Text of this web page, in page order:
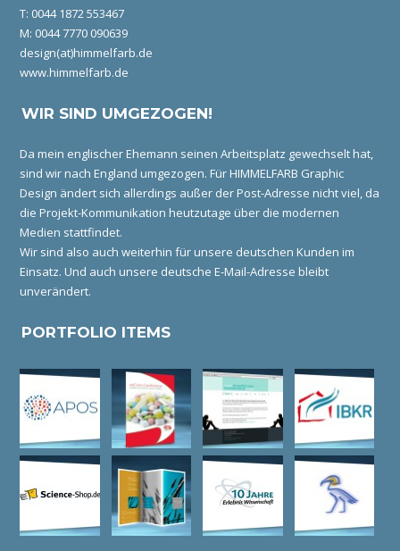
T: 0044 1872 553467
M: 0044 7770 090639
design(at)himmelfarb.de
www.himmelfarb.de
WIR SIND UMGEZOGEN!
Da mein englischer Ehemann seinen Arbeitsplatz gewechselt hat,
sind wir nach England umgezogen. Für HIMMELFARB Graphic
Design ändert sich allerdings außer der Post-Adresse nicht viel, da
die Projekt-Kommunikation heutzutage über die modernen
Medien stattfindet.
Wir sind also auch weiterhin für unsere deutschen Kunden im
Einsatz. Und auch unsere deutsche E-Mail-Adresse bleibt
unverändert.
PORTFOLIO ITEMS